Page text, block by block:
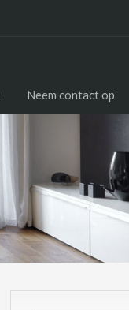
Neem contact op